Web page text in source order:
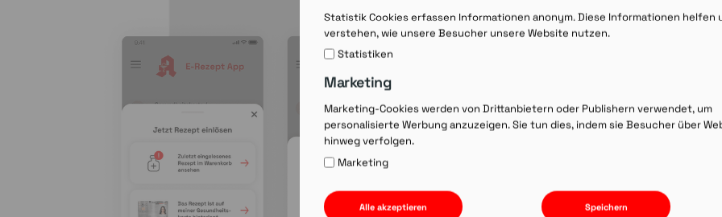
Rezept-Ausdruck
Rezept-
Wir laden Sie ein,
Rezepte schnell
oder die
sind Sie immer in
Apple App Store
uns auf Ihre
Statistik Cookies erfassen Informationen anonym. Diese Informationen helfen
verstehen, wie unsere Besucher unsere Website nutzen.
Statistiken
Marketing
Marketing-Cookies werden von Drittanbietern oder Publishern verwendet, um
personalisierte Werbung anzuzeigen. Sie tun dies, indem sie Besucher über
hinweg verfolgen.
Marketing
Alle akzeptieren Speichern